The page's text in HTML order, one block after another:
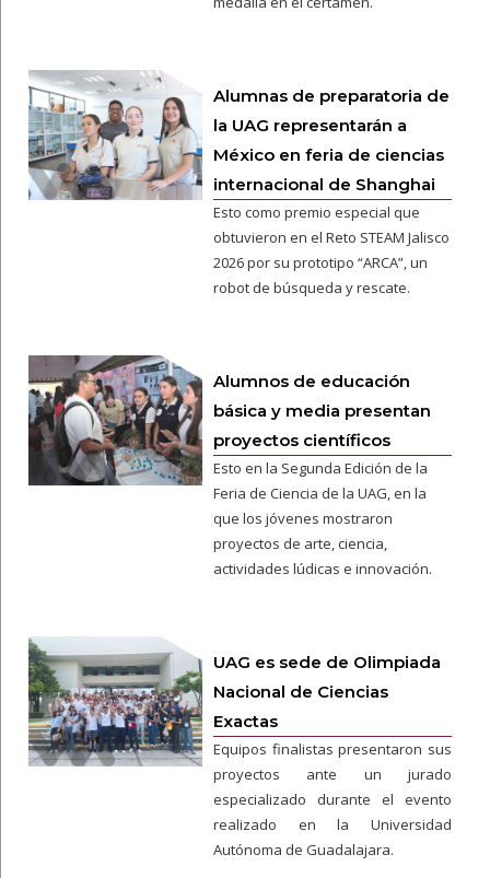
Alumnas de preparatoria de
la UAG representarán a
México en feria de ciencias
internacional de Shanghai
Esto como premio especial que
obtuvieron en el Reto STEAM Jalisco
2026 por su prototipo “ARCA”, un
robot de búsqueda y rescate.
Alumnos de educación
básica y media presentan
proyectos científicos
Esto en la Segunda Edición de la
Feria de Ciencia de la UAG, en la
que los jóvenes mostraron
proyectos de arte, ciencia,
actividades lúdicas e innovación.
UAG es sede de Olimpiada
Nacional de Ciencias
Exactas
Equipos finalistas presentaron sus
proyectos ante un jurado
especializado durante el evento
realizado en la Universidad
Autónoma de Guadalajara.